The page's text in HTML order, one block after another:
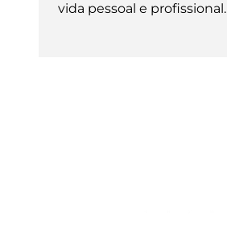
vida pessoal e profissional.